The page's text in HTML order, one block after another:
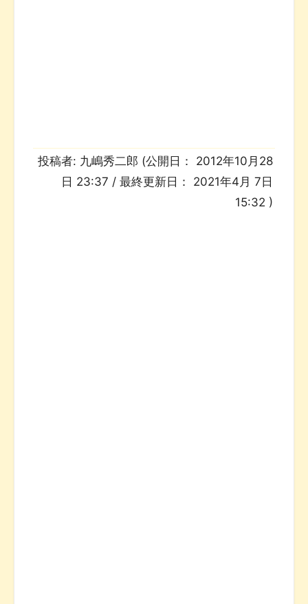
投稿者: 九嶋秀二郎 (公開日： 2012年10月28
日 23:37 / 最終更新日： 2021年4月 7日
15:32 )